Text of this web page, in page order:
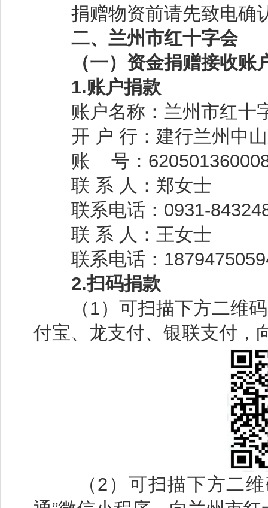
捐赠物资前请先致电确
二、兰州市红十字会
（一）资金捐赠接收账
1.账户捐款
账户名称：兰州市红十
开 户 行：建行兰州中山
账 号：
联 系 人：郑女士
联系电话：0931-
联 系 人：王女士
联系电话：
2.扫码捐款
（ 1）可扫描下方二维
付宝、龙支付、银联支付，
（2） 可扫描下方二